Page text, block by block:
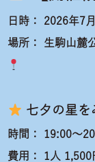
日時：
2026年7
場所：
生駒山麓
七夕の星を
時間：
19:00～
費用：
1人 1,500